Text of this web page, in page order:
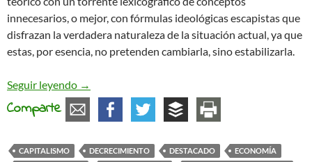
innecesarios, o mejor, con fórmulas ideológicas escapistas que
disfrazan la verdadera naturaleza de la situación actual, ya que
estas, por esencia, no pretenden cambiarla, sino estabilizarla.
Seguir leyendo De la ideología del decrecimiento en el medio
→
Comparte
CAPITALISMO DECRECIMIENTO DESTACADO
ECONOMÍA